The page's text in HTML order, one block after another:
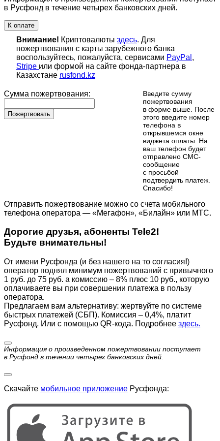
в Русфонд в течение четырех банковских дней.
К оплате
Внимание! Криптовалюты здесь. Для
пожертвования с карты зарубежного банка
воспользуйтесь, пожалуйста, сервисами PayPal ,
Stripe или формой на сайте фонда-партнера в
Казахстане rusfond.kz
Сумма пожертвования:
Пожертвовать
Введите сумму
пожертвования
в форме выше. После
этого введите номер
телефона в
открывшемся окне
виджета оплаты. На
ваш телефон будет
отправлено СМС-
сообщение
с просьбой
подтвердить платеж.
Cпасибо!
Отправить пожертвование можно со счета мобильного
телефона оператора — «Мегафон», «Билайн» или МТС.
Дорогие друзья, абоненты Tele2!
Будьте внимательны!
От имени Русфонда (и без нашего на то согласия!)
оператор поднял минимум пожертвований с привычного
1 руб. до 75 руб. а комиссию – 8% плюс 10 руб., которую
оплачиваете вы при совершении платежа в пользу
оператора.
Предлагаем вам альтернативу: жертвуйте по cистеме
быстрых платежей (СБП). Комиссия – 0,4%, платит
Русфонд. Или с помощью QR-кода. Подробнее здесь.
Информация о произведенном пожертвовании поступает
в Русфонд в течении четырех банковских дней.
Скачайте мобильное приложение Русфонда: